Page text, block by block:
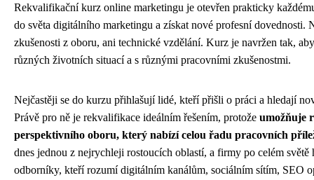
Rekvalifikační kurz online marketingu je otevřen prakticky
do světa digitálního marketingu a získat nové profesní dovednosti.
zkušenosti z oboru, ani technické vzdělání. Kurz je navržen tak,
různých životních situací a s různými pracovními zkušenostmi.
Nejčastěji se do kurzu přihlašují lidé, kteří přišli o práci a hledají
Právě pro ně je rekvalifikace ideálním řešením, protože umožňuje
perspektivního oboru, který nabízí celou řadu pracovních
dnes jednou z nejrychleji rostoucích oblastí, a firmy po celém
odborníky, kteří rozumí digitálním kanálům, sociálním sítím, SEO